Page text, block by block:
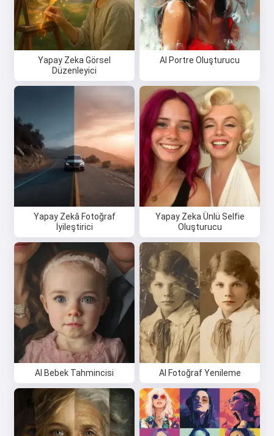
Yapay Zeka Görsel
Düzenleyici
AI Portre Oluşturucu
Yapay Zekâ Fotoğraf
İyileştirici
Yapay Zeka Ünlü Selfie
Oluşturucu
AI Bebek Tahmincisi AI Fotoğraf Yenileme